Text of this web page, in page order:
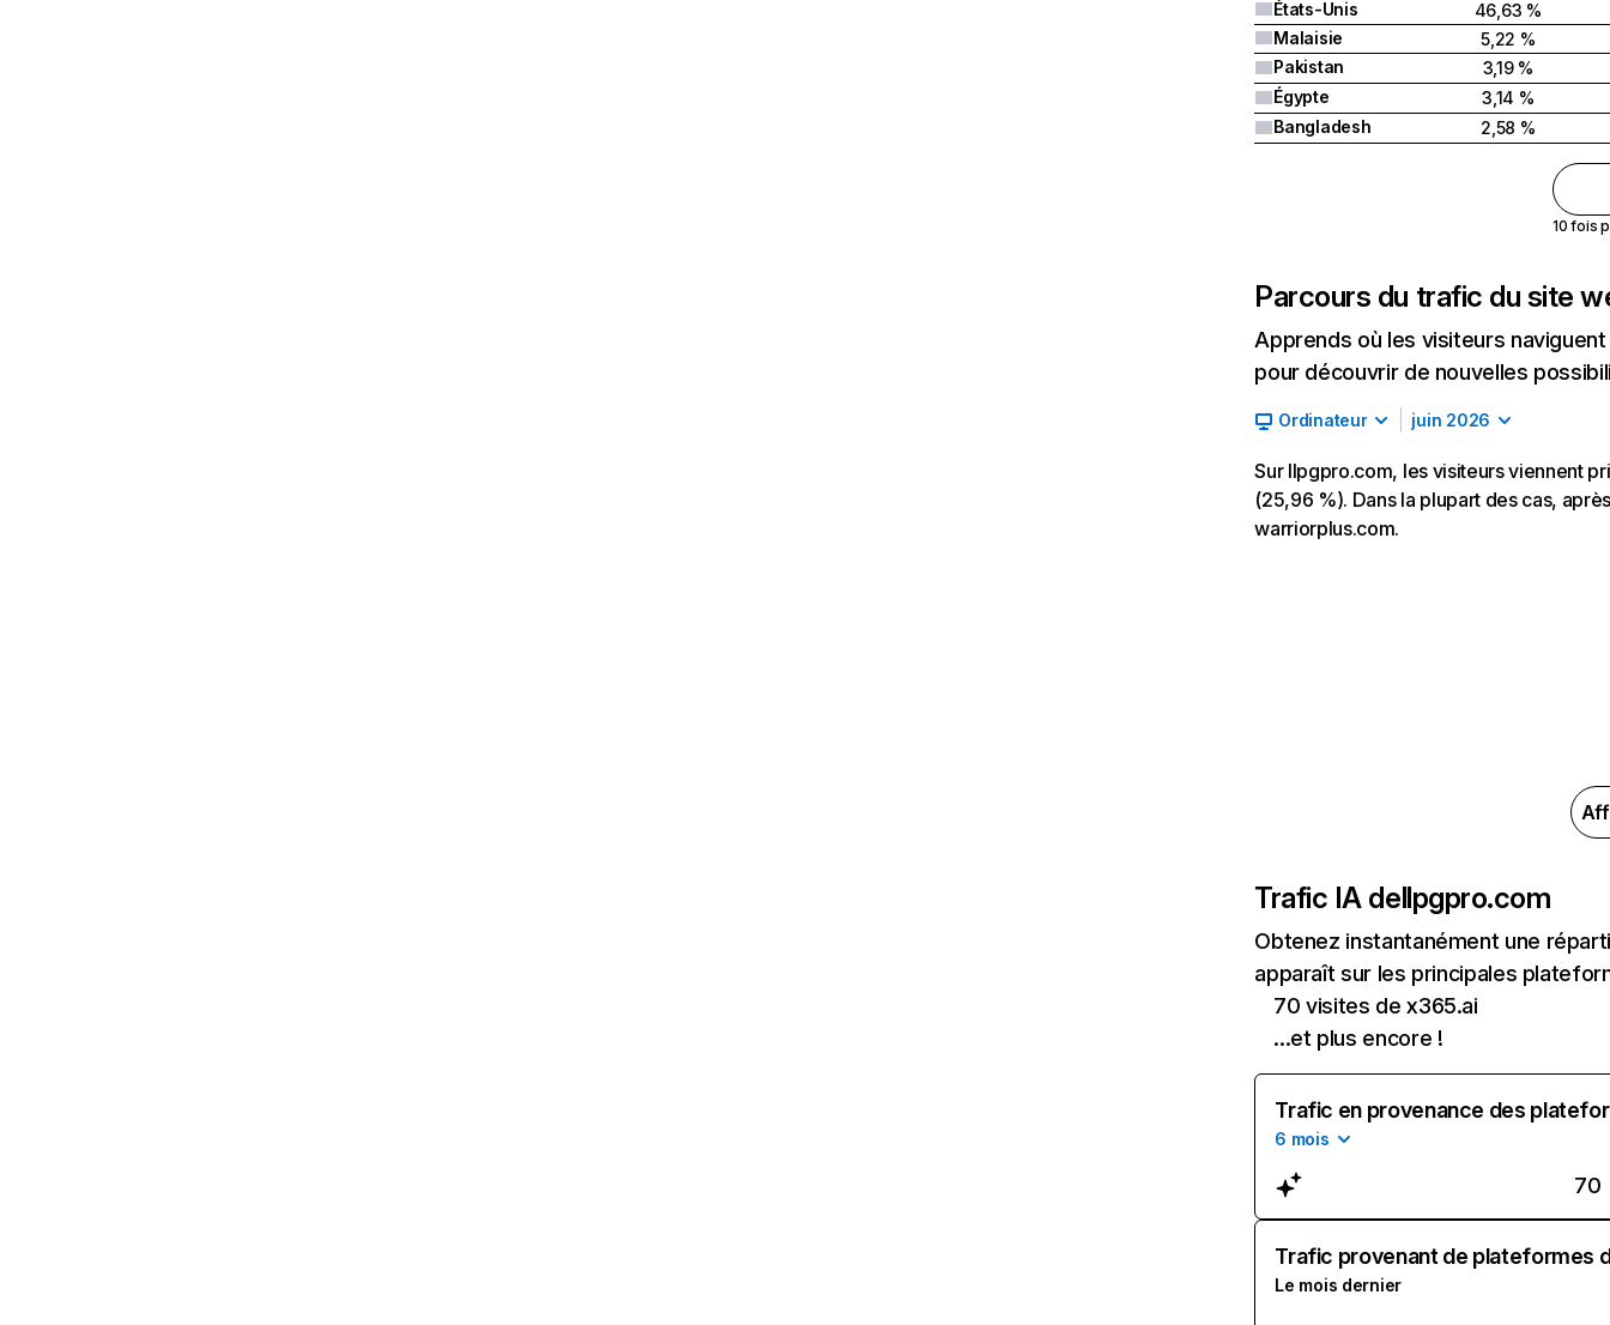
États-Unis
46,63 %
Malaisie
5,22 %
Pakistan
3,19 %
Égypte
3,14 %
Bangladesh
2,58 %
10 fois
Parcours du trafic du site
Apprends où les visiteurs
pour découvrir de nouvelles
Ordinateur juin 2026
Sur llpgpro.com, les visiteurs viennent
(25,96 %). Dans la plupart des cas,
warriorplus.com.
Trafic IA dellpgpro.com
Obtenez instantanément une
apparaît sur les principales
70 visites de x365.ai
...et plus encore !
Trafic en provenance des
6 mois
70
Trafic provenant de plateformes
Le mois dernier